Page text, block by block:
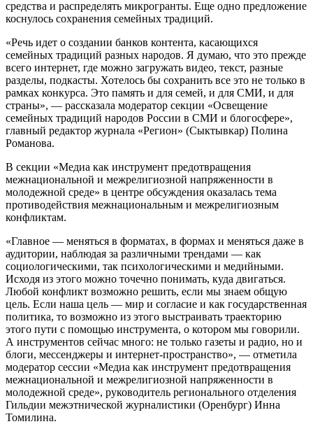
средства и распределять микрогранты. Еще одно предложение
коснулось сохранения семейных традиций.
«Речь идет о создании банков контента, касающихся
семейных традиций разных народов. Я думаю, что это прежде
всего интернет, где можно загружать видео, текст, разные
разделы, подкасты. Хотелось бы сохранить все это не только в
рамках конкурса. Это память и для семей, и для СМИ, и для
страны», — рассказала модератор секции «Освещение
семейных традиций народов России в СМИ и блогосфере»,
главный редактор журнала «Регион» (Сыктывкар) Полина
Романова.
В секции «Медиа как инструмент предотвращения
межнациональной и межрелигиозной напряженности в
молодежной среде» в центре обсуждения оказалась тема
противодействия межнациональным и межрелигиозным
конфликтам.
«Главное — меняться в форматах, в формах и меняться даже в
аудитории, наблюдая за различными трендами — как
социологическими, так психологическими и медийными.
Исходя из этого можно точечно понимать, куда двигаться.
Любой конфликт возможно решить, если мы знаем общую
цель. Если наша цель — мир и согласие и как государственная
политика, то возможно из этого выстраивать траекторию
этого пути с помощью инструмента, о котором мы говорили.
А инструментов сейчас много: не только газеты и радио, но и
блоги, мессенджеры и интернет-пространство», — отметила
модератор сессии «Медиа как инструмент предотвращения
межнациональной и межрелигиозной напряженности в
молодежной среде», руководитель регионального отделения
Гильдии межэтнической журналистики (Оренбург) Инна
Томилина.